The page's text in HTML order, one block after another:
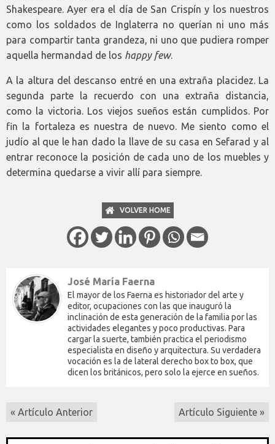
Shakespeare. Ayer era el día de San Crispín y los nuestros
como los soldados de Inglaterra no querían ni uno más
para compartir tanta grandeza, ni uno que pudiera romper
aquella hermandad de los happy few.
A la altura del descanso entré en una extraña placidez. La
segunda parte la recuerdo con una extraña distancia,
como la victoria. Los viejos sueños están cumplidos. Por
fin la fortaleza es nuestra de nuevo. Me siento como el
judío al que le han dado la llave de su casa en Sefarad y al
entrar reconoce la posición de cada uno de los muebles y
determina quedarse a vivir allí para siempre.
VOLVER HOME
José María Faerna
El mayor de los Faerna es historiador del arte y
editor, ocupaciones con las que inauguró la
inclinación de esta generación de la familia por las
actividades elegantes y poco productivas. Para
cargar la suerte, también practica el periodismo
especialista en diseño y arquitectura. Su verdadera
vocación es la de lateral derecho box to box, que
dicen los británicos, pero solo la ejerce en sueños.
« Artículo Anterior Artículo Siguiente »